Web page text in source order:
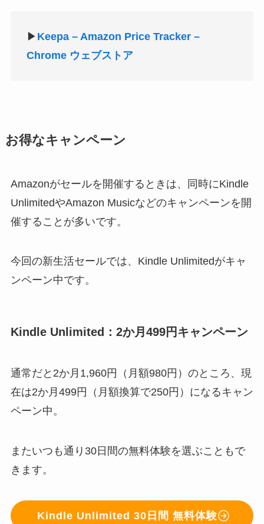
▶ Keepa – Amazon Price Tracker –
Chrome ウェブストア
お得なキャンペーン
Amazonがセールを開催するときは、同時にKindle
UnlimitedやAmazon Musicなどのキャンペーンを開
催することが多いです。
今回の新生活セールでは、Kindle Unlimitedがキャ
ンペーン中です。
Kindle Unlimited：2か月499円キャンペーン
通常だと2か月1,960円（月額980円）のところ、現
在は2か月499円（月額換算で250円）になるキャン
ペーン中。
またいつも通り30日間の無料体験を選ぶこともで
きます。
Kindle Unlimited 30日間 無料体験